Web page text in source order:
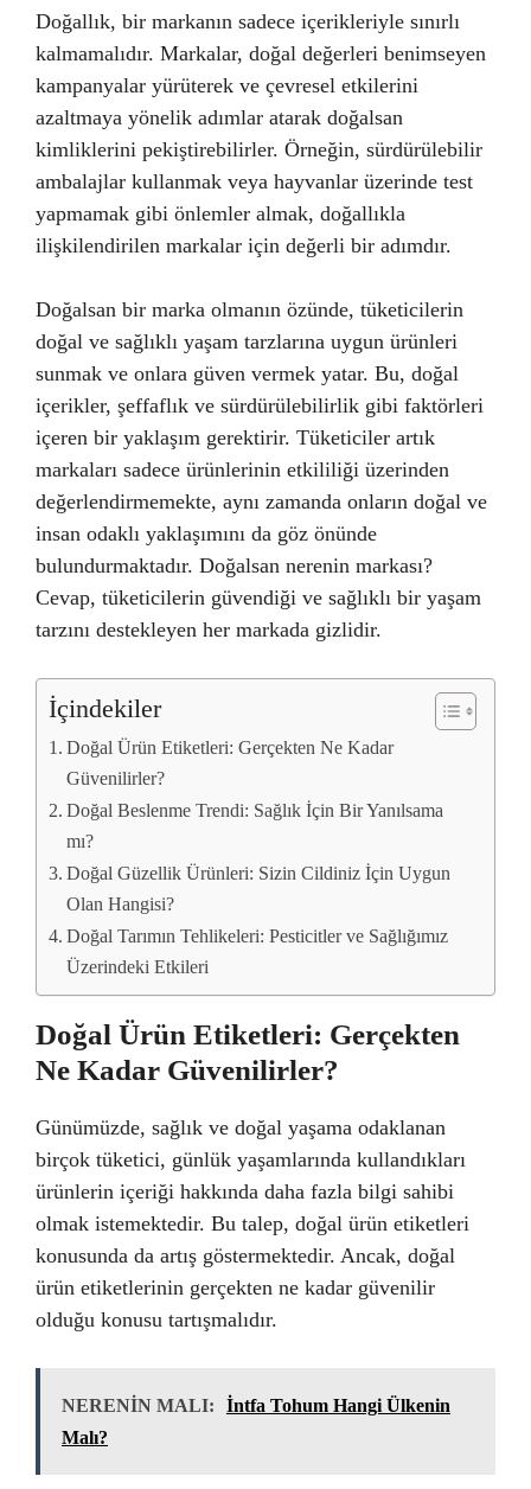
Doğallık, bir markanın sadece içerikleriyle sınırlı
kalmamalıdır. Markalar, doğal değerleri benimseyen
kampanyalar yürüterek ve çevresel etkilerini
azaltmaya yönelik adımlar atarak doğalsan
kimliklerini pekiştirebilirler. Örneğin, sürdürülebilir
ambalajlar kullanmak veya hayvanlar üzerinde test
yapmamak gibi önlemler almak, doğallıkla
ilişkilendirilen markalar için değerli bir adımdır.
Doğalsan bir marka olmanın özünde, tüketicilerin
doğal ve sağlıklı yaşam tarzlarına uygun ürünleri
sunmak ve onlara güven vermek yatar. Bu, doğal
içerikler, şeffaflık ve sürdürülebilirlik gibi faktörleri
içeren bir yaklaşım gerektirir. Tüketiciler artık
markaları sadece ürünlerinin etkililiği üzerinden
değerlendirmemekte, aynı zamanda onların doğal ve
insan odaklı yaklaşımını da göz önünde
bulundurmaktadır. Doğalsan nerenin markası?
Cevap, tüketicilerin güvendiği ve sağlıklı bir yaşam
tarzını destekleyen her markada gizlidir.
İçindekiler
Doğal Ürün Etiketleri: Gerçekten Ne Kadar
Güvenilirler?
Doğal Beslenme Trendi: Sağlık İçin Bir Yanılsama
mı?
Doğal Güzellik Ürünleri: Sizin Cildiniz İçin Uygun
Olan Hangisi?
Doğal Tarımın Tehlikeleri: Pesticitler ve Sağlığımız
Üzerindeki Etkileri
Doğal Ürün Etiketleri: Gerçekten
Ne Kadar Güvenilirler?
Günümüzde, sağlık ve doğal yaşama odaklanan
birçok tüketici, günlük yaşamlarında kullandıkları
ürünlerin içeriği hakkında daha fazla bilgi sahibi
olmak istemektedir. Bu talep, doğal ürün etiketleri
konusunda da artış göstermektedir. Ancak, doğal
ürün etiketlerinin gerçekten ne kadar güvenilir
olduğu konusu tartışmalıdır.
NERENİN MALI:
İntfa Tohum Hangi Ülkenin
Malı?